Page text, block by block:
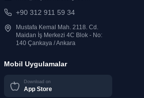
+90 312 911 59 34
Mustafa Kemal Mah. 2118. Cd.
Maidan İş Merkezi 4C Blok - No:
140 Çankaya / Ankara
Mobil Uygulamalar
Download on
App Store